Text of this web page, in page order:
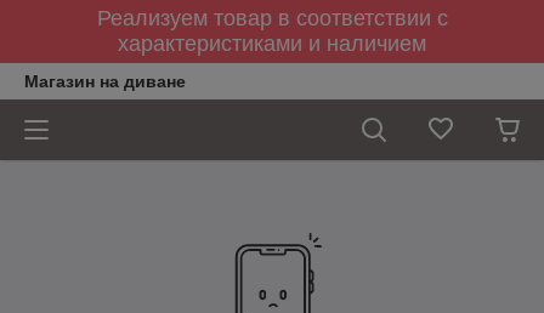
Реализуем товар в соответствии с
характеристиками и наличием
Магазин на диване